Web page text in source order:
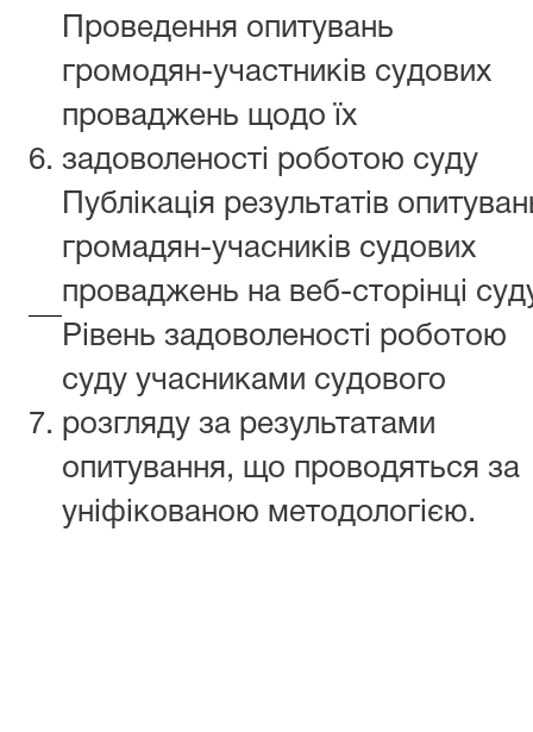
6.
Проведення опитувань
громодян-участників судових
проваджень щодо їх
задоволеності роботою суду
Публікація результатів
громадян-учасників судових
проваджень на веб-сторінці
7.
Рівень задоволеності роботою
суду учасниками судового
розгляду за результатами
опитування, що проводяться за
уніфікованою методологією.